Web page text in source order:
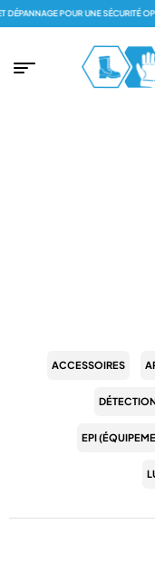
POUR UNE SÉCURITÉ
ACCESSOIRES
EPI